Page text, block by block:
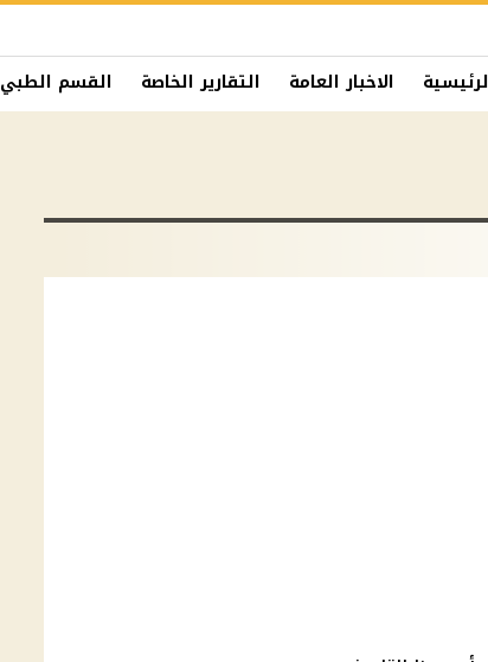
الاخبار العامة التقارير الخاصة القسم الطبي